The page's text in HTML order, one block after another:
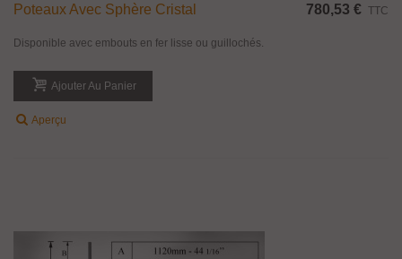
Poteaux Avec Sphère Cristal 780,53 € TTC
Disponible avec embouts en fer lisse ou guillochés.
Ajouter Au Panier
Aperçu